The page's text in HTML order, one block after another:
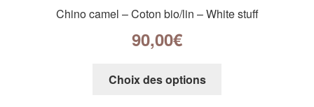
Chino camel – Coton bio/lin – White stuff
90,00€
Choix des options